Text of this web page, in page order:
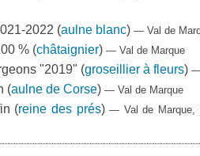
2022 (aulne blanc) — Val de
% (châtaignier) — Val de Marque
"2019" (groseillier à fleurs) —
(aulne de Corse) — Val de Marque
(reine des prés)— Val de Marque,